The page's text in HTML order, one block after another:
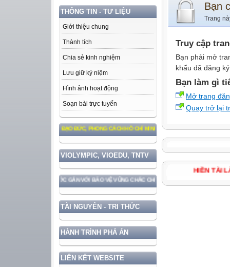
THÔNG TIN - TƯ LIỆU
Giới thiệu chung
Thành tích
Chia sẻ kinh nghiệm
Lưu giữ kỷ niệm
Hình ảnh hoạt động
Soạn bài trực tuyến
THEO TƯ TƯỞNG, ĐẠO ĐỨC, PHONG CÁCH HỒ CHÍ MINH
VIOLYMPIC, VIOEDU, TNTV
TRIỂN ĐẤT NƯỚC GẮN VỚI BẢO VỆ VỮNG CHẮC CHỦ QUYỀN VÀ ĐỘC LẬP DÂN TỘC!
TÀI NGUYÊN - TRI THỨC
HÀNH TRÌNH PHÁ ÁN
LIÊN KẾT WEBSITE
Bạn
Trang
Truy cập
Bạn phải mở
khẩu đã đăng
Bạn làm gì
Mở trang
Quay trở lại
HIỀN